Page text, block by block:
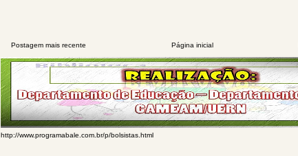
Postagem mais recente Página inicial
http://www.programabale.com.br/p/bolsistas.html